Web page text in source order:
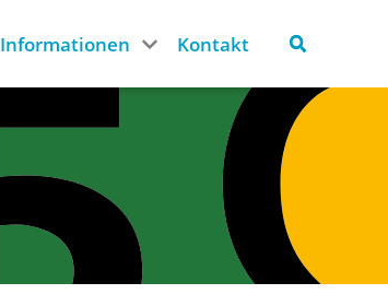
Informationen Kontakt